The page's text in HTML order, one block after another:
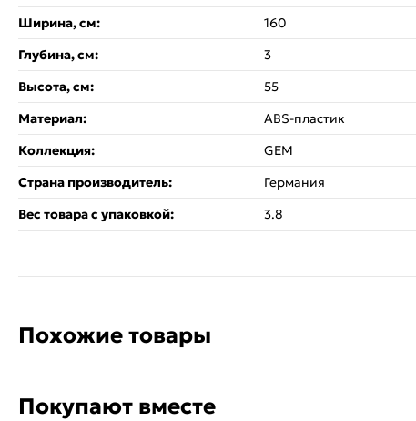
Ширина, см:
160
Глубина, см:
3
Высота, см:
55
Материал:
ABS-пластик
Коллекция:
GEM
Страна производитель:
Германия
Вес товара с упаковкой:
3.8
Похожие товары
Покупают вместе